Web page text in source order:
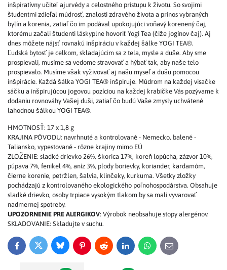
inšpiratívny učiteľ ajurvédy a celostného prístupu k životu. So svojimi
študentmi zdieľal múdrosť, znalosti zdravého života a prínos vybraných
bylín a korenia, zatiaľ čo im podával upokojujúci voňavý korenený čaj,
ktorému začali študenti láskyplne hovoriť Yogi Tea (čiže jogínov čaj). Aj
dnes môžete nájsť rovnakú inšpiráciu v každej šálke YOGI TEA®.
Ľudská bytosť je celkom, skladajúcim sa z tela, mysle a duše. Aby sme
prospievali, musíme sa vedome stravovať a hýbať tak, aby naše telo
prospievalo. Musíme však vyživovať aj našu myseľ a dušu pomocou
inšpirácie. Každá šálka YOGI TEA® inšpiruje. Múdrom na každej visačke
sáčku a inšpirujúcou jogovou pozíciou na každej krabičke Vás pozývame k
dodaniu rovnováhy Vašej duši, zatiaľ čo budú Vaše zmysly uchvátené
lahodnou šálkou YOGI TEA®.
HMOTNOSŤ: 17 x 1,8 g
KRAJINA PÔVODU: navrhnuté a kontrolované - Nemecko, balené -
Taliansko, vypestované - rôzne krajiny mimo EÚ
ZLOŽENIE: sladké drievko 26%, škorica 17%, koreň lopúcha, zázvor 10%,
púpava 7%, fenikel 4%, aníz 3%, plody borievky, koriander, kardamóm,
čierne korenie, petržlen, šalvia, klinčeky, kurkuma. Všetky zložky
pochádzajú z kontrolovaného ekologického poľnohospodárstva. Obsahuje
sladké drievko, osoby trpiace vysokým tlakom by sa mali vyvarovať
nadmernej spotreby.
UPOZORNENIE PRE ALERGIKOV: Výrobok neobsahuje stopy alergénov.
SKLADOVANIE: Skladujte v suchu.
FacebookTwitter BlueskyPinterestReddit LinkedInWhatsApp
E-
mail